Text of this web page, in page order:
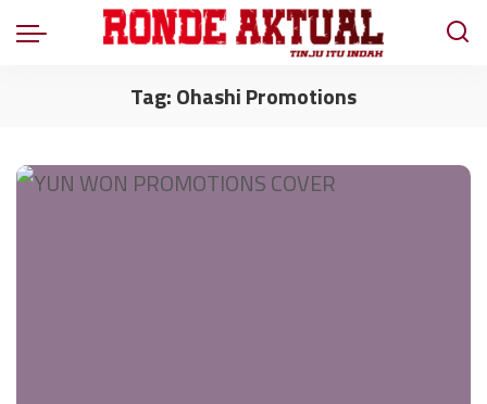
Tag:Ohashi Promotions